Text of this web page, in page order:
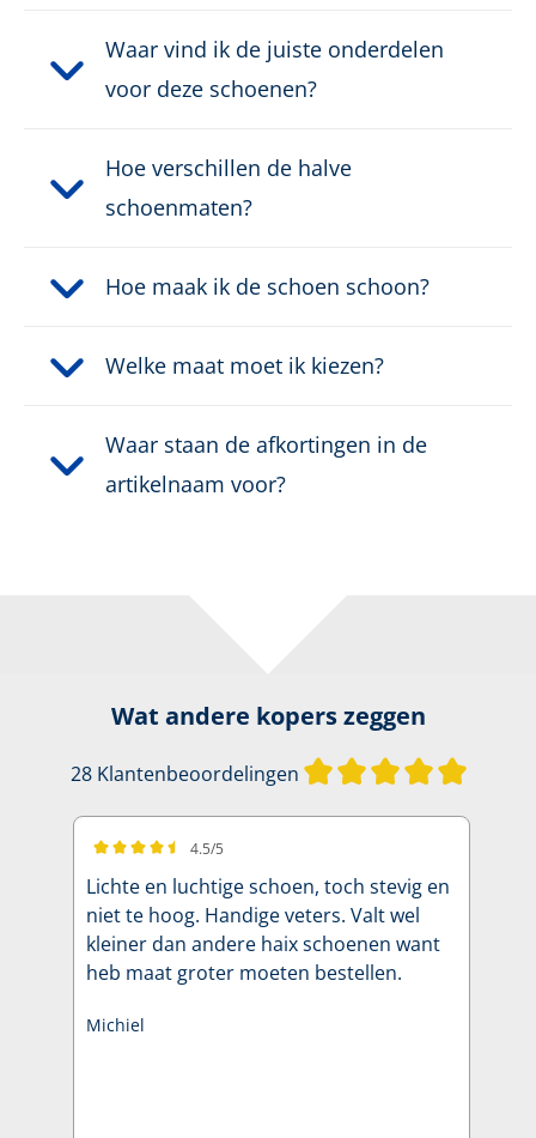
Waar vind ik de juiste onderdelen
voor deze schoenen?
Hoe verschillen de halve
schoenmaten?
Hoe maak ik de schoen schoon?
Welke maat moet ik kiezen?
Waar staan de afkortingen in de
artikelnaam voor?
Wat andere kopers zeggen
28 Klantenbeoordelingen
4.5/5
Lichte en luchtige schoen, toch stevig en
niet te hoog. Handige veters. Valt wel
kleiner dan andere haix schoenen want
heb maat groter moeten bestellen.
Michiel